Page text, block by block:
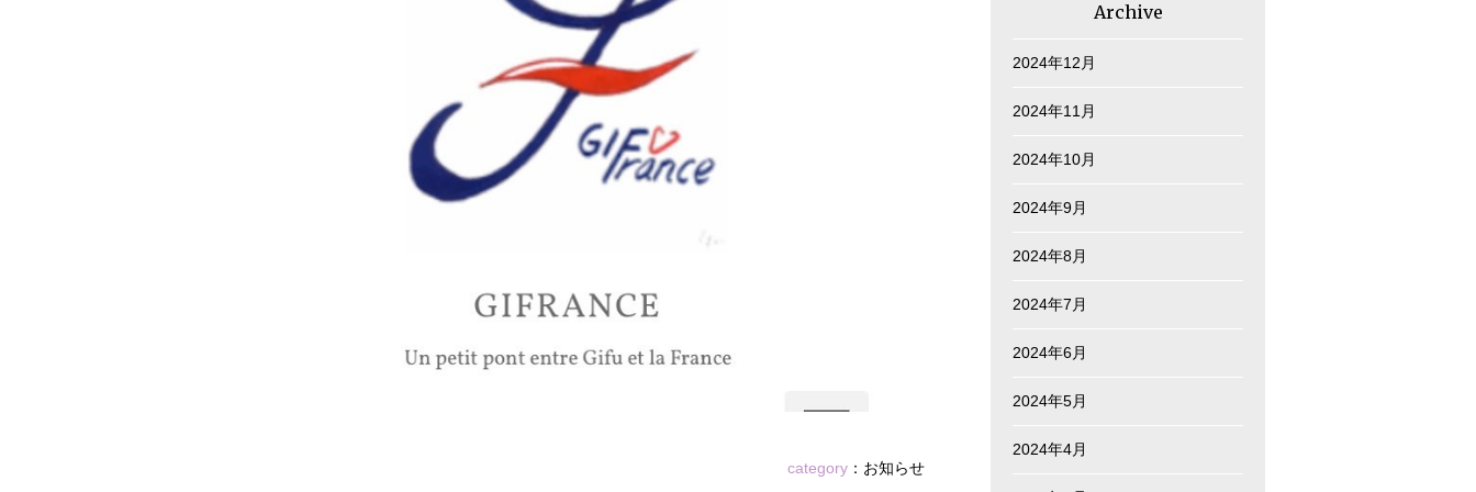
category ： お知らせ
Archive
2024年12月
2024年11月
2024年10月
2024年9月
2024年8月
2024年7月
2024年6月
2024年5月
2024年4月